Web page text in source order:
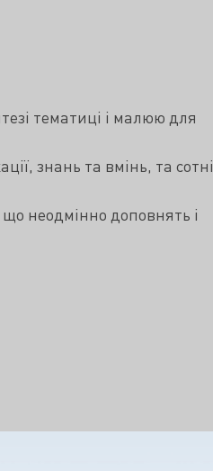
тематиці і малюю для
знань та вмінь, та сотні
неодмінно доповнять і